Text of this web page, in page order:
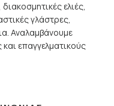
ελιές,
γλάστρες,
Αναλαμβάνουμε
επαγγελματικούς